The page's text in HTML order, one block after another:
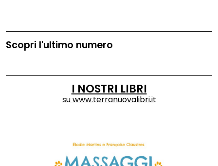
Scopri l'ultimo numero
I NOSTRI LIBRI
suwww.terranuovalibri.it